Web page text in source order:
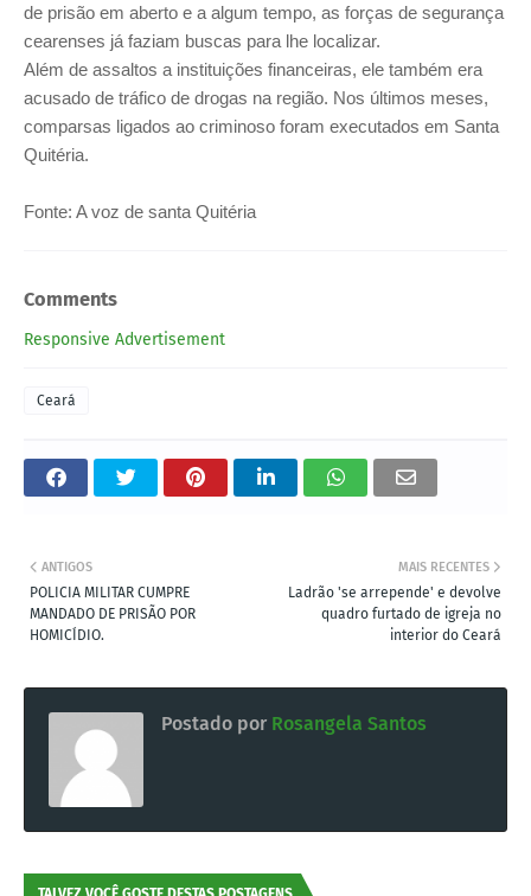
de prisão em aberto e a algum tempo, as forças de segurança
cearenses já faziam buscas para lhe localizar.
Além de assaltos a instituições financeiras, ele também era
acusado de tráfico de drogas na região. Nos últimos meses,
comparsas ligados ao criminoso foram executados em Santa
Quitéria.
Fonte: A voz de santa Quitéria
Comments
Responsive Advertisement
Ceará
MAIS RECENTES
Ladrão 'se arrepende' e devolve
quadro furtado de igreja no
interior do Ceará
ANTIGOS
POLICIA MILITAR CUMPRE
MANDADO DE PRISÃO POR
HOMICÍDIO.
Postado por Rosangela Santos